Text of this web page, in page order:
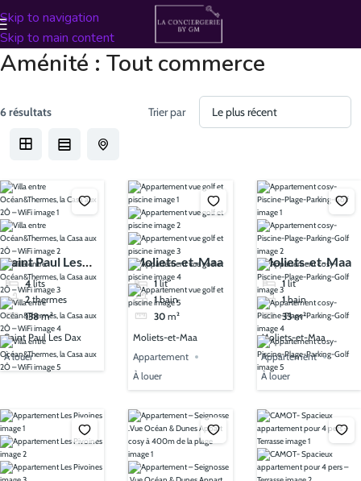
Skip to navigation
Skip to main content
Aménité : Tout commerce
6 résultats Trier par
Saint Paul Les
Dax4 lits
2 thermes
138 m²
Saint Paul Les Dax
À louer
Moliets-et-Maa
1 lit
1 bain
30 m²
Moliets-et-Maa
Appartement
À louer
Moliets-et-Maa
1 lit
1 bain
33 m²
Moliets-et-Maa
Appartement
À louer